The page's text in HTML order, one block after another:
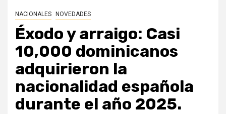
NACIONALES NOVEDADES
Éxodo y arraigo: Casi
10,000 dominicanos
adquirieron la
nacionalidad española
durante el año 2025.